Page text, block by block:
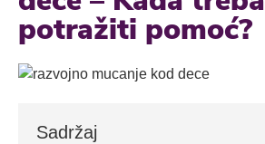
potražiti pomoć?
Sadržaj